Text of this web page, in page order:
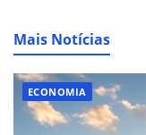
Mais Notícias
ECONOMIA